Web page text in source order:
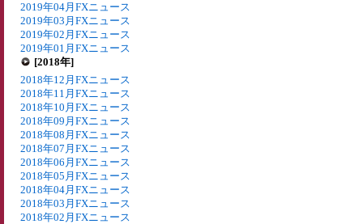
2019年04月FXニュース
2019年03月FXニュース
2019年02月FXニュース
2019年01月FXニュース
[2018年]
2018年12月FXニュース
2018年11月FXニュース
2018年10月FXニュース
2018年09月FXニュース
2018年08月FXニュース
2018年07月FXニュース
2018年06月FXニュース
2018年05月FXニュース
2018年04月FXニュース
2018年03月FXニュース
2018年02月FXニュース